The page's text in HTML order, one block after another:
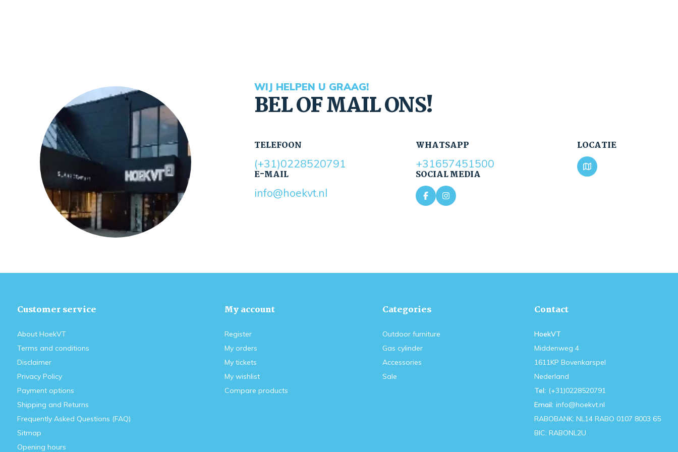
WIJ HELPEN U GRAAG!
BEL OF MAIL ONS!
TELEFOON
(+31)0228520791
E-MAIL
info@hoekvt.nl
WHATSAPP
+31657451500
SOCIAL MEDIA
LOCATIE
Customer service
About HoekVT
Terms and conditions
Disclaimer
Privacy Policy
Payment options
Shipping and Returns
Frequently Asked Questions (FAQ)
Sitmap
Opening hours
My account
Register
My orders
My tickets
My wishlist
Compare products
Categories
Outdoor furniture
Gas cylinder
Accessories
Sale
Contact
HoekVT
Middenweg 4
1611KP Bovenkarspel
Nederland
Tel: (+31)0228520791
Email: info@hoekvt.nl
RABOBANK: NL14 RABO 0107 8003 65
BIC: RABONL2U